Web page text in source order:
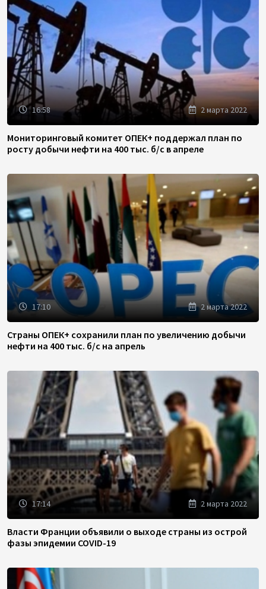
16:58 2 марта 2022
Мониторинговый комитет ОПЕК+ поддержал план по
росту добычи нефти на 400 тыс. б/с в апреле
17:10 2 марта 2022
Страны ОПЕК+ сохранили план по увеличению добычи
нефти на 400 тыс. б/с на апрель
17:14 2 марта 2022
Власти Франции объявили о выходе страны из острой
фазы эпидемии COVID-19